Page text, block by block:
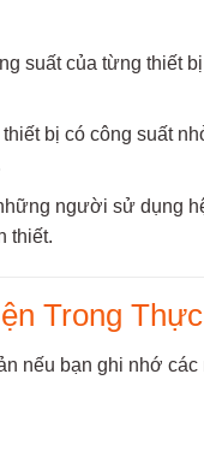
suất của từng thiết
bị có công suất
người sử dụng
thiết.
Trong
nếu bạn ghi nhớ các